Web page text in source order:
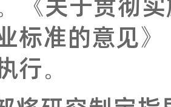
标准的意见
行。